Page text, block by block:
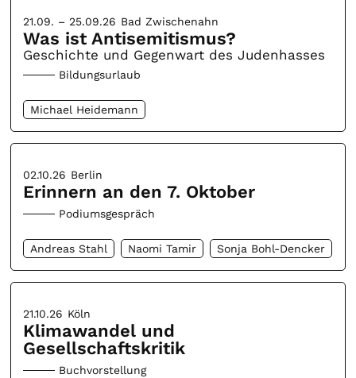
21.09. – 25.09.26 Bad Zwischenahn
Was ist Antisemitismus?
Geschichte und Gegenwart des Judenhasses
Bildungsurlaub
Michael Heidemann
02.10.26 Berlin
Erinnern an den 7. Oktober
Podiumsgespräch
Andreas Stahl Naomi Tamir Sonja Bohl-Dencker
21.10.26 Köln
Klimawandel und
Gesellschaftskritik
Buchvorstellung